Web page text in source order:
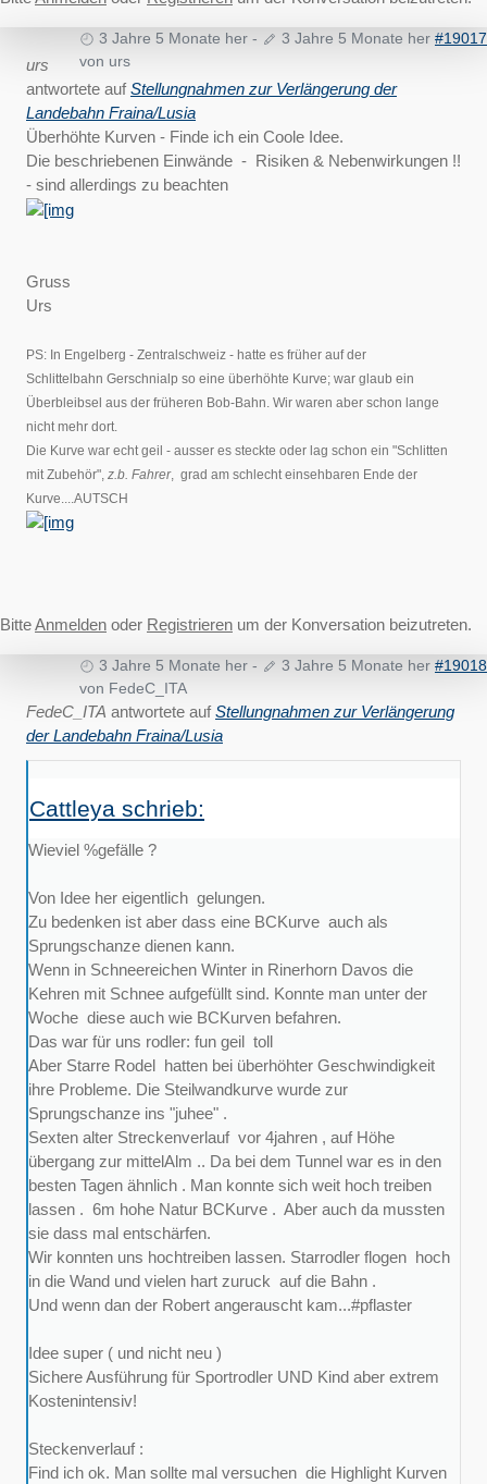
3 Jahre 5 Monate her - 3 Jahre 5 Monate her #19017
von urs
urs
antwortete aufStellungnahmen zur Verlängerung der
Landebahn Fraina/Lusia
Überhöhte Kurven - Finde ich ein Coole Idee.
Die beschriebenen Einwände - Risiken & Nebenwirkungen !!
- sind allerdings zu beachten
Gruss
Urs
PS: In Engelberg - Zentralschweiz - hatte es früher auf der
Schlittelbahn Gerschnialp so eine überhöhte Kurve; war glaub ein
Überbleibsel aus der früheren Bob-Bahn. Wir waren aber schon lange
nicht mehr dort.
Die Kurve war echt geil - ausser es steckte oder lag schon ein "Schlitten
mit Zubehör", z.b. Fahrer, grad am schlecht einsehbaren Ende der
Kurve....AUTSCH
BitteAnmelden oder Registrieren um der Konversation beizutreten.
3 Jahre 5 Monate her - 3 Jahre 5 Monate her #19018
von FedeC_ITA
FedeC_ITA antwortete aufStellungnahmen zur Verlängerung
der Landebahn Fraina/Lusia
Cattleya schrieb:
Wieviel %gefälle ?
Von Idee her eigentlich gelungen.
Zu bedenken ist aber dass eine BCKurve auch als
Sprungschanze dienen kann.
Wenn in Schneereichen Winter in Rinerhorn Davos die
Kehren mit Schnee aufgefüllt sind. Konnte man unter der
Woche diese auch wie BCKurven befahren.
Das war für uns rodler: fun geil toll
Aber Starre Rodel hatten bei überhöhter Geschwindigkeit
ihre Probleme. Die Steilwandkurve wurde zur
Sprungschanze ins "juhee" .
Sexten alter Streckenverlauf vor 4jahren , auf Höhe
übergang zur mittelAlm .. Da bei dem Tunnel war es in den
besten Tagen ähnlich . Man konnte sich weit hoch treiben
lassen . 6m hohe Natur BCKurve . Aber auch da mussten
sie dass mal entschärfen.
Wir konnten uns hochtreiben lassen. Starrodler flogen hoch
in die Wand und vielen hart zuruck auf die Bahn .
Und wenn dan der Robert angerauscht kam...#pflaster
Idee super ( und nicht neu )
Sichere Ausführung für Sportrodler UND Kind aber extrem
Kostenintensiv!
Steckenverlauf :
Find ich ok. Man sollte mal versuchen die Highlight Kurven